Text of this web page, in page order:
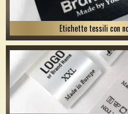
Etichette tessili con